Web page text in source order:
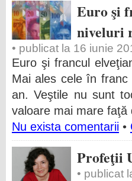
Euro şi
niveluri
• publicat la 16 iunie
Euro şi francul
Mai ales cele în
an. Veştile nu sunt
valoare mai mare
Nu exista comentarii •
Profeţii
• publicat